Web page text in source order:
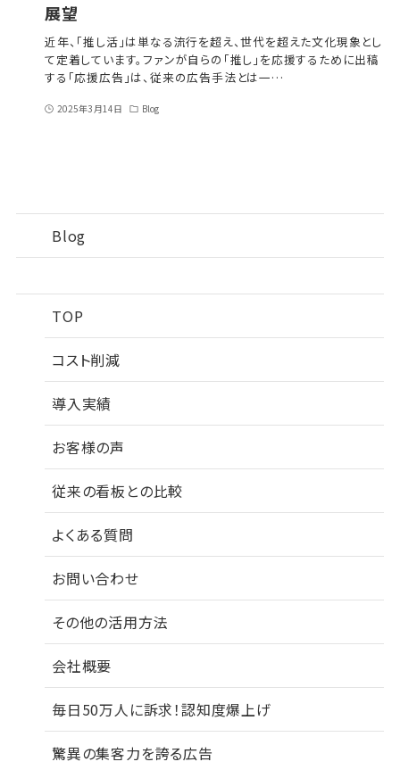
展望
近年、「推し活」は単なる流行を超え、世代を超えた文化現象とし
て定着しています。ファンが自らの「推し」を応援するために出稿
する「応援広告」は、従来の広告手法とは一…
2025年3月14日 Blog
Blog
TOP
コスト削減
導入実績
お客様の声
従来の看板との比較
よくある質問
お問い合わせ
その他の活用方法
会社概要
毎日50万人に訴求！認知度爆上げ
驚異の集客力を誇る広告